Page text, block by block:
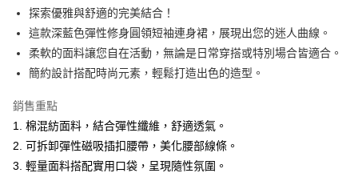
Apple Pay
悠遊付
ATM付款
運送方式
全家取貨付款
每筆NT$60，滿NT$1,500(含以上)免運費
探索優雅與舒適的完美結合！
這款深藍色彈性修身圓領短袖連身裙，展現出您的迷人曲線。
柔軟的面料讓您自在活動，無論是日常穿搭或特別場合皆適合。
簡約設計搭配時尚元素，輕鬆打造出色的造型。
銷售重點
1. 棉混紡面料，結合彈性纖維，舒適透氣。
2. 可拆卸彈性磁吸插扣腰帶，美化腰部線條。
3. 輕量面料搭配實用口袋，呈現隨性氛圍。